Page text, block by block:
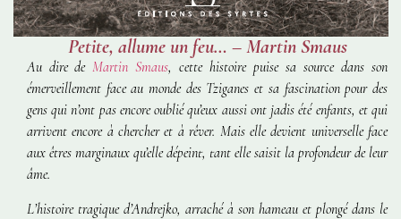
Petite, allume un feu… – Martin Smaus
Au dire de Martin Smaus, cette histoire puise sa source dans son
émerveillement face au monde des Tziganes et sa fascination pour des
gens qui n’ont pas encore oublié qu’eux aussi ont jadis été enfants, et qui
arrivent encore à chercher et à rêver. Mais elle devient universelle face
aux êtres marginaux qu’elle dépeint, tant elle saisit la profondeur de leur
âme.
L’histoire tragique d’Andrejko, arraché à son hameau et plongé dans le